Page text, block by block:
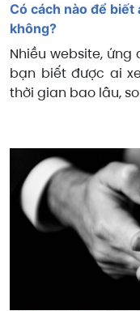
Có cách nào để biết
không?
Nhiều website,
bạn biết được ai
thời gian bao lâu,